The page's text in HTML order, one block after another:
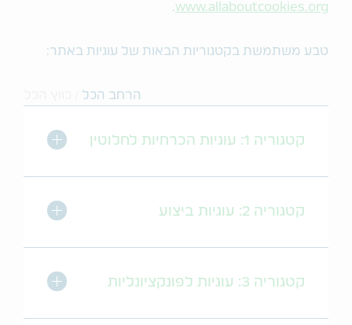
www.allaboutcookies.org
.
טבע משתמשת בקטגוריות הבאות של עוגיות באתר:
הרחב הכל
קטגוריה 1: עוגיות הכרחיות לחלוטין מתג הרחב/
קטגוריה 2: עוגיות ביצוע מתג הרחב/
קטגוריה 3: עוגיות לפונקציונליות מתג הרחב/